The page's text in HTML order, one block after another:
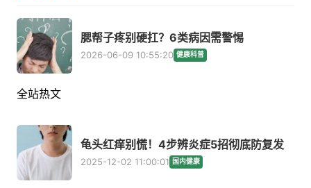
腮帮子疼别硬扛？6类病因需警惕
2026-06-09 10:55:20 健康科普
全站热文
龟头红痒别慌！4步辨炎症5招彻底防复发
2025-12-02 11:00:01 国内健康